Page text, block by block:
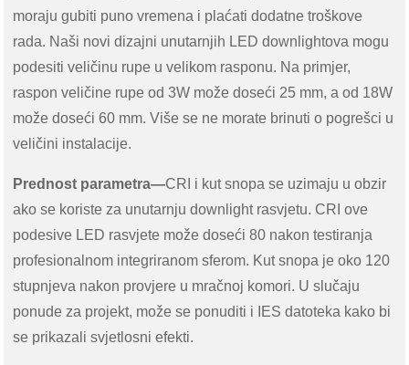
moraju gubiti puno vremena i plaćati dodatne troškove
rada. Naši novi dizajni unutarnjih LED downlightova mogu
podesiti veličinu rupe u velikom rasponu. Na primjer,
raspon veličine rupe od 3W može doseći 25 mm, a od 18W
može doseći 60 mm. Više se ne morate brinuti o pogrešci u
veličini instalacije.
Prednost parametra—CRI i kut snopa se uzimaju u obzir
ako se koriste za unutarnju downlight rasvjetu. CRI ove
podesive LED rasvjete može doseći 80 nakon testiranja
profesionalnom integriranom sferom. Kut snopa je oko 120
stupnjeva nakon provjere u mračnoj komori. U slučaju
ponude za projekt, može se ponuditi i IES datoteka kako bi
se prikazali svjetlosni efekti.